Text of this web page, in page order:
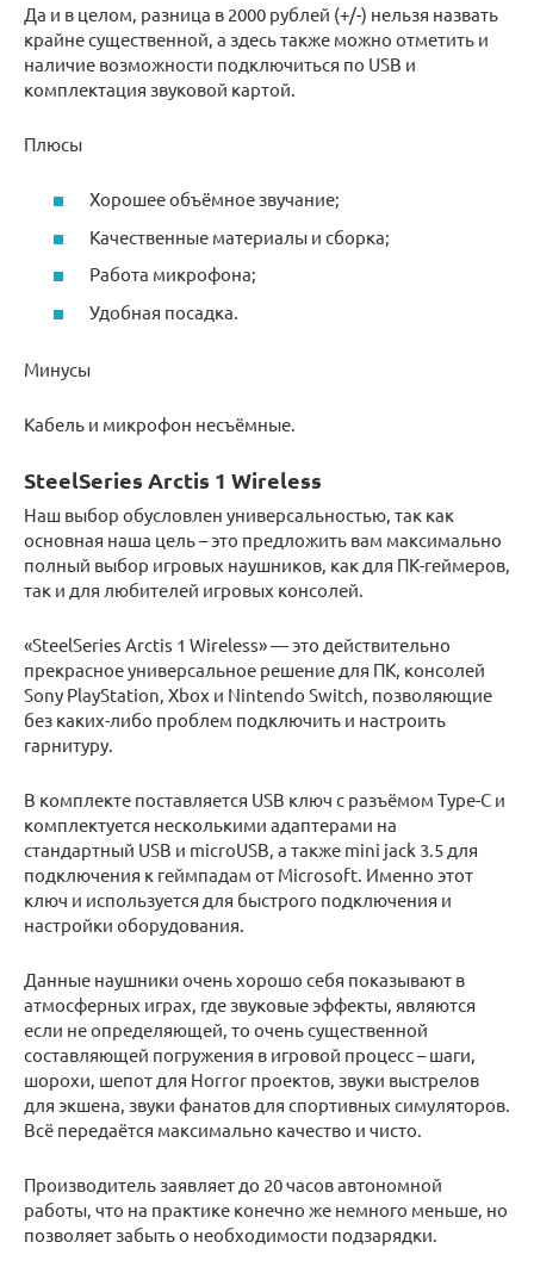
Да и в целом, разница в 2000 рублей (+/-) нельзя назвать
крайне существенной, а здесь также можно отметить и
наличие возможности подключиться по USB и
комплектация звуковой картой.
Плюсы
Хорошее объёмное звучание;
Качественные материалы и сборка;
Работа микрофона;
Удобная посадка.
Минусы
Кабель и микрофон несъёмные.
SteelSeries Arctis 1 Wireless
Наш выбор обусловлен универсальностью, так как
основная наша цель – это предложить вам максимально
полный выбор игровых наушников, как для ПК-геймеров,
так и для любителей игровых консолей.
«SteelSeries Arctis 1 Wireless» — это действительно
прекрасное универсальное решение для ПК, консолей
Sony PlayStation, Xbox и Nintendo Switch, позволяющие
без каких-либо проблем подключить и настроить
гарнитуру.
В комплекте поставляется USB ключ с разъёмом Type-C и
комплектуется несколькими адаптерами на
стандартный USB и microUSB, а также mini jack 3.5 для
подключения к геймпадам от Microsoft. Именно этот
ключ и используется для быстрого подключения и
настройки оборудования.
Данные наушники очень хорошо себя показывают в
атмосферных играх, где звуковые эффекты, являются
если не определяющей, то очень существенной
составляющей погружения в игровой процесс – шаги,
шорохи, шепот для Horror проектов, звуки выстрелов
для экшена, звуки фанатов для спортивных симуляторов.
Всё передаётся максимально качество и чисто.
Производитель заявляет до 20 часов автономной
работы, что на практике конечно же немного меньше, но
позволяет забыть о необходимости подзарядки.